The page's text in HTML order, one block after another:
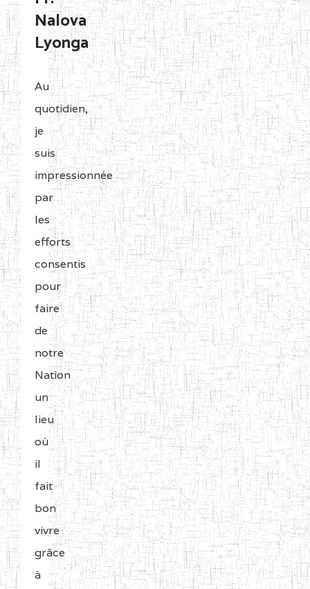
Nalova
Lyonga
Au
quotidien,
je
suis
impressionnée
par
les
efforts
consentis
pour
faire
de
notre
Nation
un
lieu
où
il
fait
bon
vivre
grâce
à